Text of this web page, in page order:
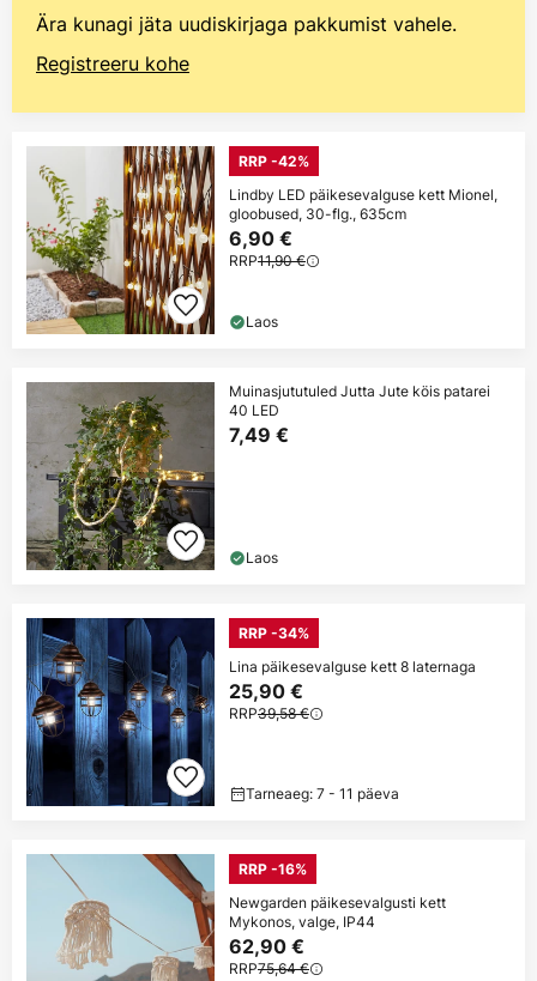
Ära kunagi jäta uudiskirjaga pakkumist vahele.
Registreeru kohe
RRP -42%
Lindby LED päikesevalguse kett Mionel,
gloobused, 30-flg., 635cm
6,90 €
RRP11,90 €
Laos
Muinasjututuled Jutta Jute köis patarei
40 LED
7,49 €
Laos
RRP -34%
Lina päikesevalguse kett 8 laternaga
25,90 €
RRP39,58 €
Tarneaeg: 7 - 11 päeva
RRP -16%
Newgarden päikesevalgusti kett
Mykonos, valge, IP44
62,90 €
RRP75,64 €